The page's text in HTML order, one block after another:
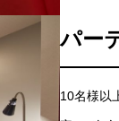
パー
10名様以